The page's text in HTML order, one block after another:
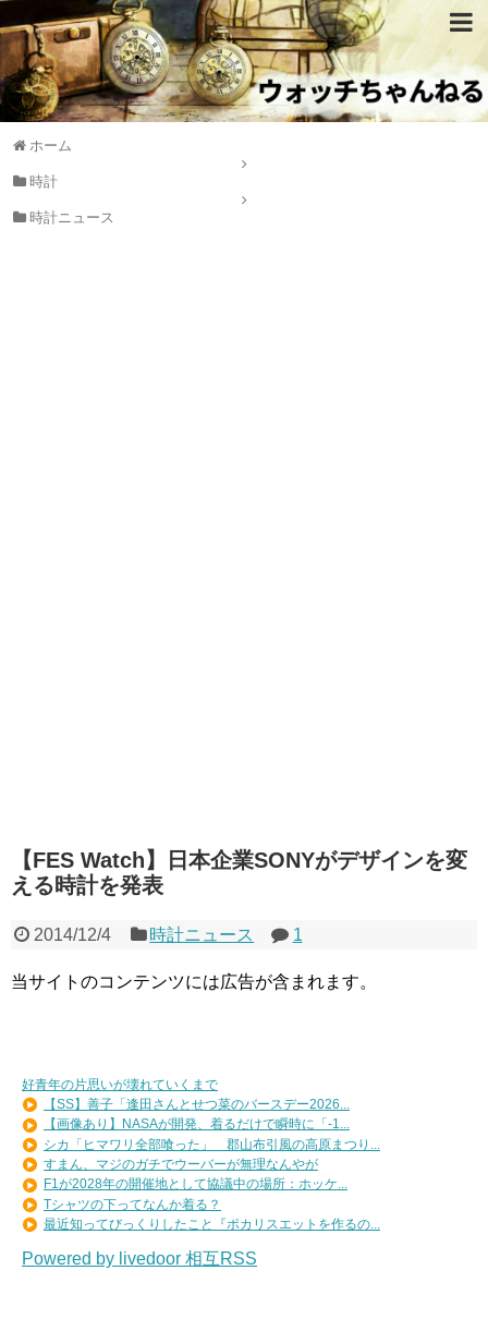
ホーム
時計
時計ニュース
【FES Watch】日本企業SONYがデザインを変
える時計を発表
2014/12/4 時計ニュース 1
当サイトのコンテンツには広告が含まれます。
好青年の片思いが壊れていくまで
【SS】善子「逢田さんとせつ菜のバースデー2026...
【画像あり】NASAが開発、着るだけで瞬時に「-1...
シカ「ヒマワリ全部喰った」 郡山布引風の高原まつり...
すまん、マジのガチでウーバーが無理なんやが
F1が2028年の開催地として協議中の場所：ホッケ...
Tシャツの下ってなんか着る？
最近知ってびっくりしたこと『ポカリスエットを作るの...
Powered by livedoor 相互RSS